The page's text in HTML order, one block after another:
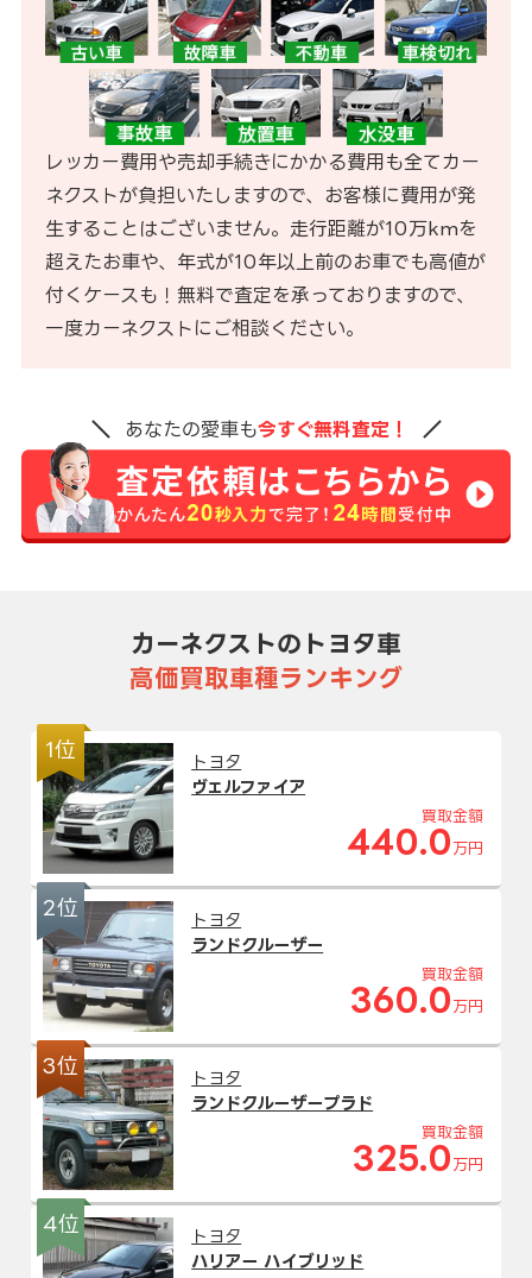
レッカー費用や売却手続きにかかる費用も全てカー
ネクストが負担いたしますので、お客様に費用が発
生することはございません。走行距離が10万kmを
超えたお車や、年式が10年以上前のお車でも高値が
付くケースも！無料で査定を承っておりますので、
一度カーネクストにご相談ください。
あなたの愛車も今すぐ無料査定！
カーネクストのトヨタ車
高価買取車種ランキング
1位
トヨタ
ヴェルファイア
買取金額
440.0 万円
2位
トヨタ
ランドクルーザー
買取金額
360.0 万円
3位
トヨタ
ランドクルーザープラド
買取金額
325.0 万円
4位
トヨタ
ハリアー ハイブリッド